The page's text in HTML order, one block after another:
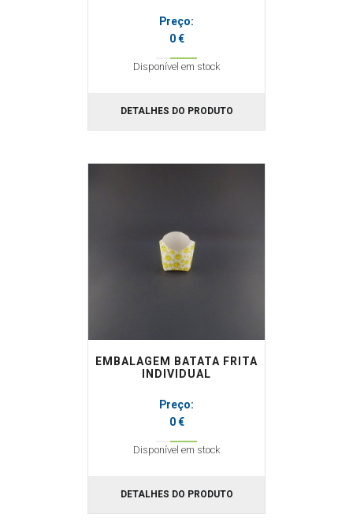
Preço:
0 €
Disponível em stock
DETALHES DO PRODUTO
EMBALAGEM BATATA FRITA
INDIVIDUAL
Preço:
0 €
Disponível em stock
DETALHES DO PRODUTO